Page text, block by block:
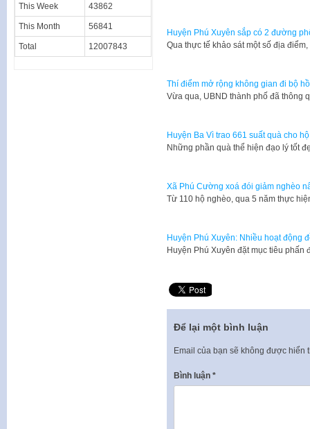
Huyện Phú Xuyên sắp có 2 đường
Qua thực tế khảo sát một số địa
Thí điểm mở rộng không gian đi bộ
Vừa qua, UBND thành phố đã thông
Huyện Ba Vì trao 661 suất quà cho
Những phần quà thể hiện đạo lý tốt
Xã Phú Cường xoá đói giảm nghèo
Từ 110 hộ nghèo, qua 5 năm thực
Huyện Phú Xuyên: Nhiều hoạt động
Huyện Phú Xuyên đặt mục tiêu
Để lại một bình luận
Email của bạn sẽ không được hiển
Bình luận *
This Week 43862
This Month 56841
Total 12007843